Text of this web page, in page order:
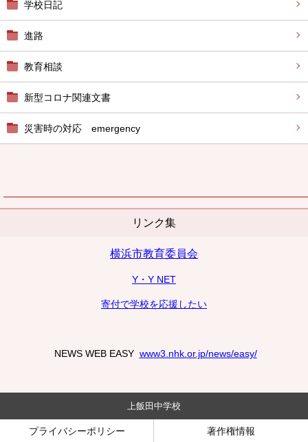
学校日記
進路
教育相談
新型コロナ関連文書
災害時の対応 emergency
リンク集
横浜市教育委員会
Y・Y NET
寄付で学校を応援したい
NEWS WEB EASY www3.nhk.or.jp/news/easy/
上飯田中学校
プライバシーポリシー 著作権情報